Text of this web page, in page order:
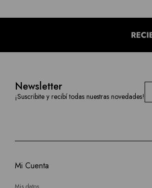
Newsletter
¡Suscribite y recibí todas nuestras novedades!
Mi Cuenta